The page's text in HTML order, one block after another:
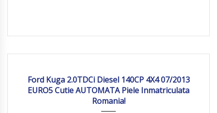
Ford Kuga 2.0TDCi Diesel 140CP 4X4 07/2013
EURO5 Cutie AUTOMATA Piele Inmatriculata
Romania!